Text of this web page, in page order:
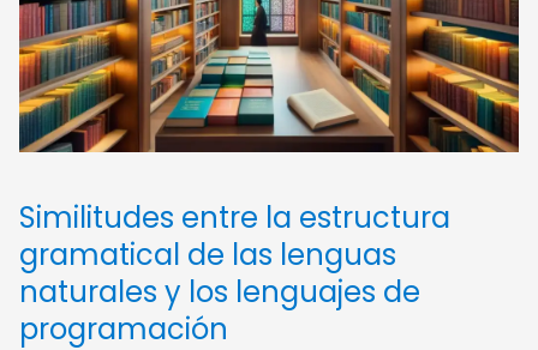
Similitudes entre la estructura
gramatical de las lenguas
naturales y los lenguajes de
programación